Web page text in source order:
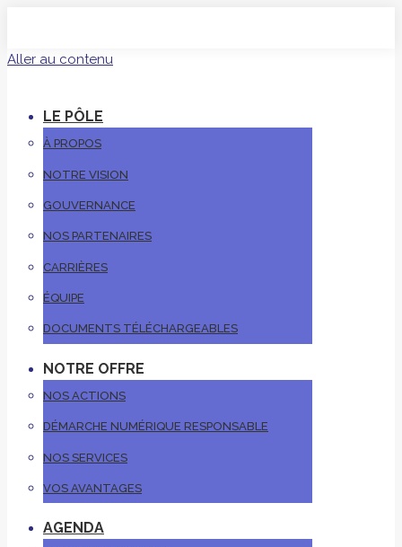
Aller au contenu
LE PÔLE
À PROPOS
NOTRE VISION
GOUVERNANCE
NOS PARTENAIRES
CARRIÈRES
ÉQUIPE
DOCUMENTS TÉLÉCHARGEABLES
NOTRE OFFRE
NOS ACTIONS
DÉMARCHE NUMÉRIQUE RESPONSABLE
NOS SERVICES
VOS AVANTAGES
AGENDA